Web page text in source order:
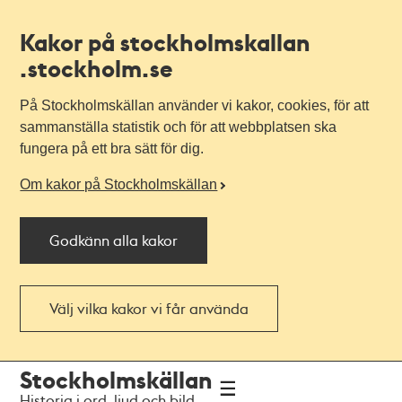
Kakor på stockholmskallan
.stockholm.se
På Stockholmskällan använder vi kakor, cookies, för att
sammanställa statistik och för att webbplatsen ska
fungera på ett bra sätt för dig.
Om kakor på Stockholmskällan
Godkänn alla kakor
Välj vilka kakor vi får använda
navigationen
huvudinnehållet
Stockholmskällan